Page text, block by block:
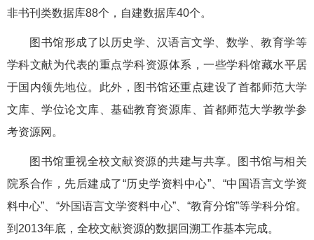
非书刊类数据库88个，自建数据库40个。
图书馆形成了以历史学、汉语言文学、数学、教育学等
学科文献为代表的重点学科资源体系，一些学科馆藏水平居
于国内领先地位。此外，图书馆还重点建设了首都师范大学
文库、学位论文库、基础教育资源库、首都师范大学教学参
考资源网。
图书馆重视全校文献资源的共建与共享。图书馆与相关
院系合作，先后建成了“历史学资料中心”、“中国语言文学资
料中心”、“外国语言文学资料中心”、“教育分馆”等学科分馆。
到2013年底，全校文献资源的数据回溯工作基本完成。